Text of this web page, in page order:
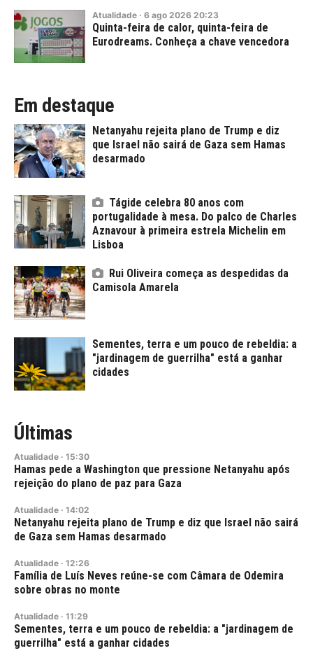
Atualidade · 6 ago 2026 20:23
Quinta-feira de calor, quinta-feira de
Eurodreams. Conheça a chave vencedora
Em destaque
Netanyahu rejeita plano de Trump e diz
que Israel não sairá de Gaza sem Hamas
desarmado
Tágide celebra 80 anos com
portugalidade à mesa. Do palco de Charles
Aznavour à primeira estrela Michelin em
Lisboa
Rui Oliveira começa as despedidas da
Camisola Amarela
Sementes, terra e um pouco de rebeldia: a
"jardinagem de guerrilha" está a ganhar
cidades
Últimas
Atualidade · 15:30
Hamas pede a Washington que pressione Netanyahu após
rejeição do plano de paz para Gaza
Atualidade · 14:02
Netanyahu rejeita plano de Trump e diz que Israel não sairá
de Gaza sem Hamas desarmado
Atualidade · 12:26
Família de Luís Neves reúne-se com Câmara de Odemira
sobre obras no monte
Atualidade · 11:29
Sementes, terra e um pouco de rebeldia: a "jardinagem de
guerrilha" está a ganhar cidades